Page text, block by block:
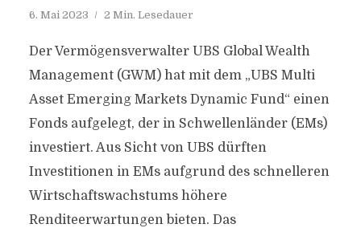
6. Mai 2023 2 Min. Lesedauer
Der Vermögensverwalter UBS Global Wealth
Management (GWM) hat mit dem „UBS Multi
Asset Emerging Markets Dynamic Fund“ einen
Fonds aufgelegt, der in Schwellenländer (EMs)
investiert. Aus Sicht von UBS dürften
Investitionen in EMs aufgrund des schnelleren
Wirtschaftswachstums höhere
Renditeerwartungen bieten. Das